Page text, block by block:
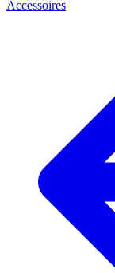
Accessoires